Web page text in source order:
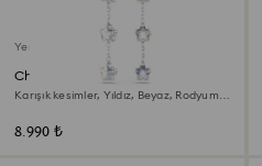
Yeni
Chroma Küpeler
Karışık kesimler, Yıldız, Beyaz, Rodyum
8.990 ₺